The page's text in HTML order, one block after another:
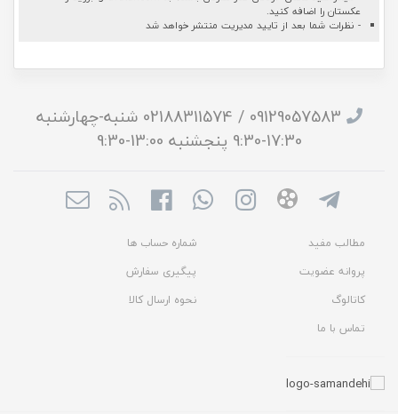
عکستان را اضافه کنید.
- نظرات شما بعد از تایید مدیریت منتشر خواهد شد
09129057583 / 02188311574 شنبه-چهارشنبه
17:30-9:30 پنجشنبه 13:00-9:30
مطالب مفید
شماره حساب ها
پروانه عضویت
پیگیری سفارش
کاتالوگ
نحوه ارسال کالا
تماس با ما